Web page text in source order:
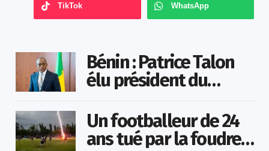
TikTok WhatsApp
Bénin : Patrice Talon
élu président du
Un footballeur de 24
ans tué par la foudre